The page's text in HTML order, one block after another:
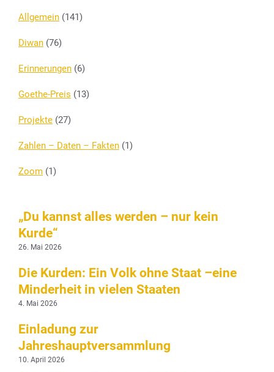
Allgemein (141)
Diwan (76)
Erinnerungen (6)
Goethe-Preis (13)
Projekte (27)
Zahlen – Daten – Fakten (1)
Zoom (1)
„Du kannst alles werden – nur kein
Kurde“
26. Mai 2026
Die Kurden: Ein Volk ohne Staat –eine
Minderheit in vielen Staaten
4. Mai 2026
Einladung zur
Jahreshauptversammlung
10. April 2026